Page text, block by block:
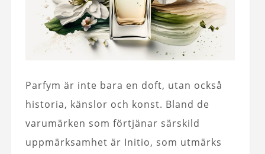
Parfym är inte bara en doft, utan också
historia, känslor och konst. Bland de
varumärken som förtjänar särskild
uppmärksamhet är Initio, som utmärks